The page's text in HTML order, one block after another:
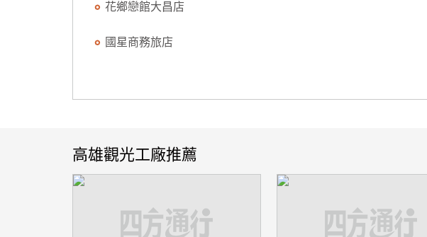
花鄉戀館大昌店
國星商務旅店
高雄觀光工廠推薦